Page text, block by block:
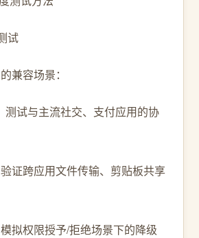
试
兼容场景：
测试与主流社交、支付应用的协
证跨应用文件传输、剪贴板共享
拟权限授予/拒绝场景下的降级